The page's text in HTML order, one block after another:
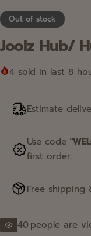
Out of stock
Joolz Hub/
4 sold in last 8
Estimate
Use code
first order.
Free shipping
40people are
เป้อุ้ม Baby Carrier
เฟอร์นิเจอร์